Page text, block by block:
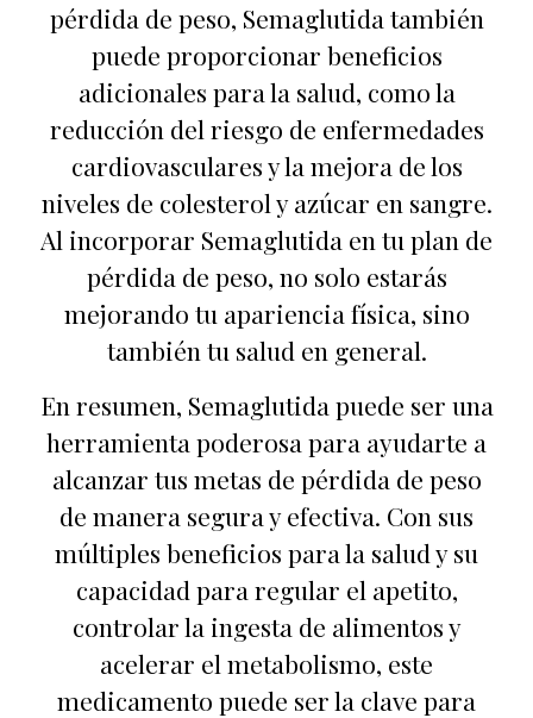
pérdida de peso, Semaglutida también
puede proporcionar beneficios
adicionales para la salud, como la
reducción del riesgo de enfermedades
cardiovasculares y la mejora de los
niveles de colesterol y azúcar en sangre.
Al incorporar Semaglutida en tu plan de
pérdida de peso, no solo estarás
mejorando tu apariencia física, sino
también tu salud en general.
En resumen, Semaglutida puede ser una
herramienta poderosa para ayudarte a
alcanzar tus metas de pérdida de peso
de manera segura y efectiva. Con sus
múltiples beneficios para la salud y su
capacidad para regular el apetito,
controlar la ingesta de alimentos y
acelerar el metabolismo, este
medicamento puede ser la clave para